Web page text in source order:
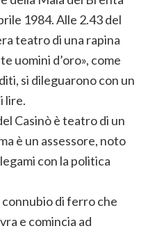
1984. Alle 2.43 del
teatro di una rapina
uomini d’oro», come
si dileguarono con un
lire.
Casinò è teatro di un
è un assessore, noto
con la politica
connubio di ferro che
e comincia ad